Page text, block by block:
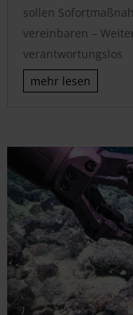
sollen
vereinbaren –
verantwortungslos
mehr lesen